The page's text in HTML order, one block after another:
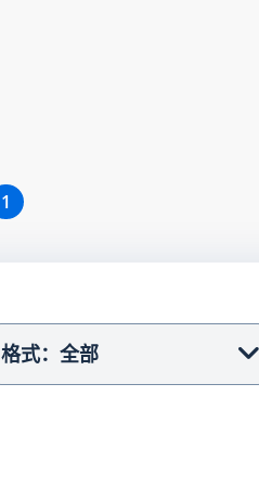
1
格式：全部